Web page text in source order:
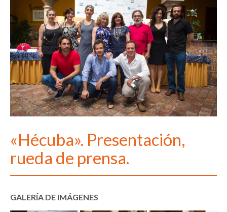
«Hécuba». Presentación,
rueda de prensa.
GALERÍA DE IMÁGENES